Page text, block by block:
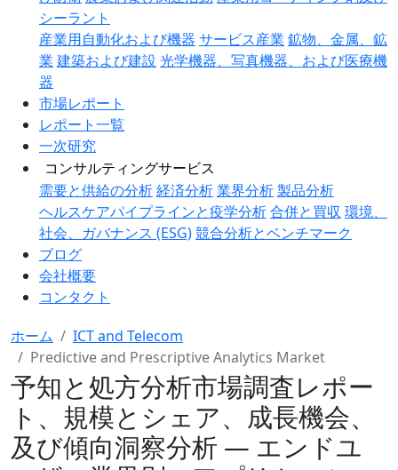
シーラント
産業用自動化および機器 サービス産業 鉱物、金属、鉱
業 建築および建設 光学機器、写真機器、および医療機
器
市場レポート
レポート一覧
一次研究
コンサルティングサービス
需要と供給の分析経済分析業界分析製品分析
ヘルスケアパイプラインと疫学分析合併と買収 環境、
社会、ガバナンス (ESG)競合分析とベンチマーク
ブログ
会社概要
コンタクト
ホーム
ICT and Telecom
Predictive and Prescriptive Analytics Market
予知と処方分析市場調査レポー
ト、規模とシェア、成長機会、
及び傾向洞察分析 ― エンドユ